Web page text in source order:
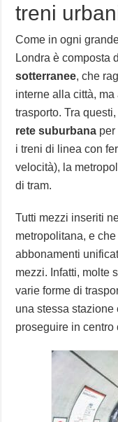
treni
Come in ogni
Londra è composta
sotterranee, che
interne alla città,
trasporto. Tra
rete suburbana per
i treni di linea con
velocità), la
di tram.
Tutti mezzi inseriti
metropolitana, e
abbonamenti
mezzi. Infatti, molte
varie forme di
una stessa
proseguire in centro